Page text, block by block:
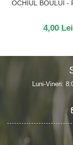
OCHIUL BOULUI -
4,00 Lei
Luni-Vineri: